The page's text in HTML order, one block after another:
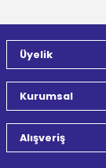
Üyelik
Kurumsal
Alışveriş